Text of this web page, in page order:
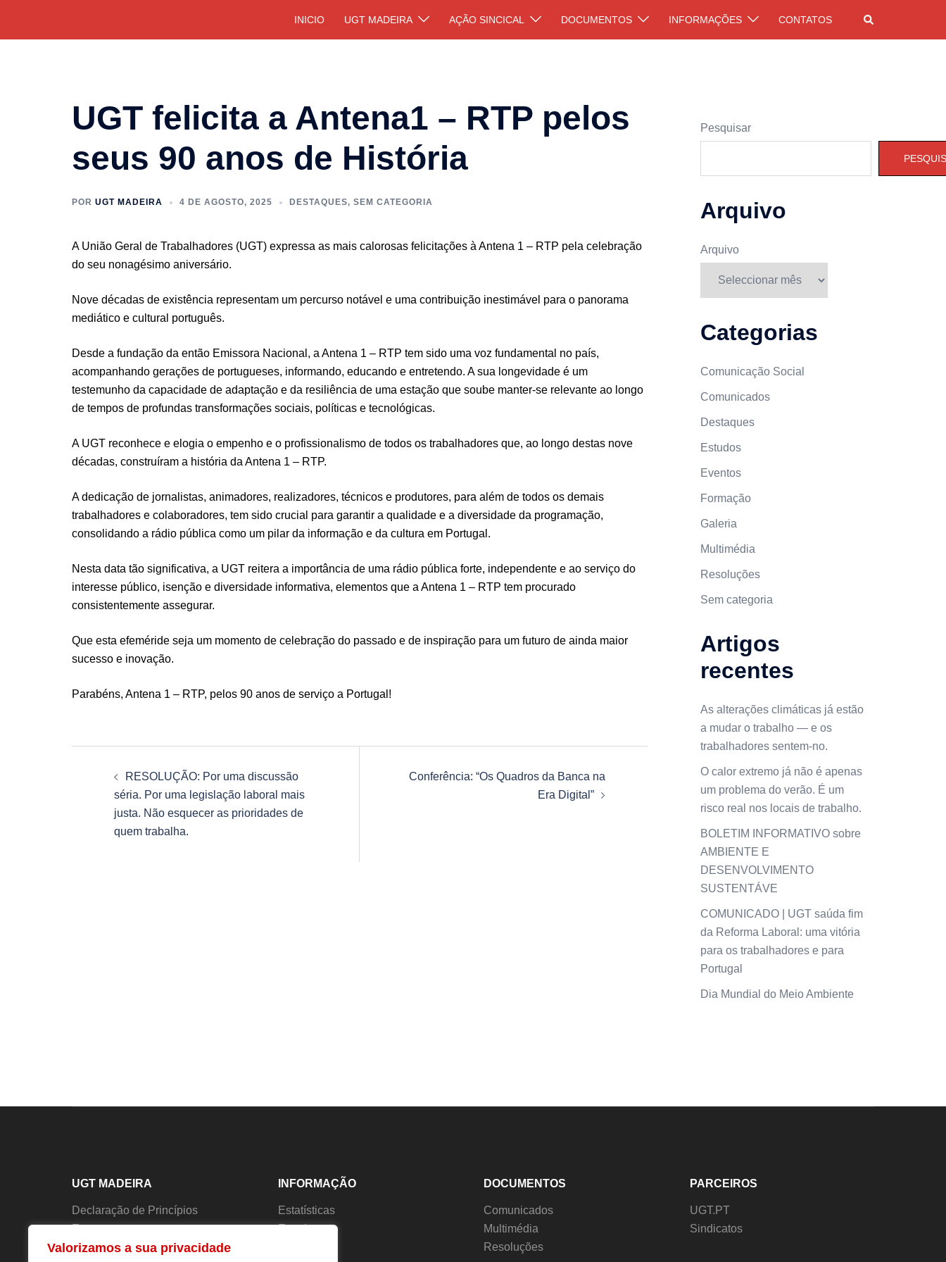
Valorizamos a sua privacidade
INICIO UGT MADEIRA AÇÃO SINCICAL DOCUMENTOS INFORMAÇÕES CONTATOS Pesquisar
UGT felicita a Antena1 – RTP pelos
seus 90 anos de História
POR UGT MADEIRA 4 DE AGOSTO, 2025 DESTAQUES, SEM CATEGORIA
A União Geral de Trabalhadores (UGT) expressa as mais calorosas felicitações à Antena 1 – RTP pela celebração
do seu nonagésimo aniversário.
Nove décadas de existência representam um percurso notável e uma contribuição inestimável para o panorama
mediático e cultural português.
Desde a fundação da então Emissora Nacional, a Antena 1 – RTP tem sido uma voz fundamental no país,
acompanhando gerações de portugueses, informando, educando e entretendo. A sua longevidade é um
testemunho da capacidade de adaptação e da resiliência de uma estação que soube manter-se relevante ao longo
de tempos de profundas transformações sociais, políticas e tecnológicas.
A UGT reconhece e elogia o empenho e o profissionalismo de todos os trabalhadores que, ao longo destas nove
décadas, construíram a história da Antena 1 – RTP.
A dedicação de jornalistas, animadores, realizadores, técnicos e produtores, para além de todos os demais
trabalhadores e colaboradores, tem sido crucial para garantir a qualidade e a diversidade da programação,
consolidando a rádio pública como um pilar da informação e da cultura em Portugal.
Nesta data tão significativa, a UGT reitera a importância de uma rádio pública forte, independente e ao serviço do
interesse público, isenção e diversidade informativa, elementos que a Antena 1 – RTP tem procurado
consistentemente assegurar.
Que esta efeméride seja um momento de celebração do passado e de inspiração para um futuro de ainda maior
sucesso e inovação.
Parabéns, Antena 1 – RTP, pelos 90 anos de serviço a Portugal!
Navegação
artigos
RESOLUÇÃO: Por uma discussão
séria. Por uma legislação laboral mais
justa. Não esquecer as prioridades de
quem trabalha.
Conferência: “Os Quadros da Banca na
Era Digital”
Pesquisar
Arquivo
Arquivo
Categorias
Comunicação Social
Comunicados
Destaques
Estudos
Eventos
Formação
Galeria
Multimédia
Resoluções
Sem categoria
Artigos
recentes
As alterações climáticas já estão
a mudar o trabalho — e os
trabalhadores sentem-no.
O calor extremo já não é apenas
um problema do verão. É um
risco real nos locais de trabalho.
BOLETIM INFORMATIVO sobre
AMBIENTE E
DESENVOLVIMENTO
SUSTENTÁVE
COMUNICADO | UGT saúda fim
da Reforma Laboral: uma vitória
para os trabalhadores e para
Portugal
Dia Mundial do Meio Ambiente
UGT MADEIRA
Declaração de Princípios
Estatutos
História
INFORMAÇÃO
Estatísticas
Estudos
DOCUMENTOS
Comunicados
Multimédia
Resoluções
PARCEIROS
UGT.PT
Sindicatos